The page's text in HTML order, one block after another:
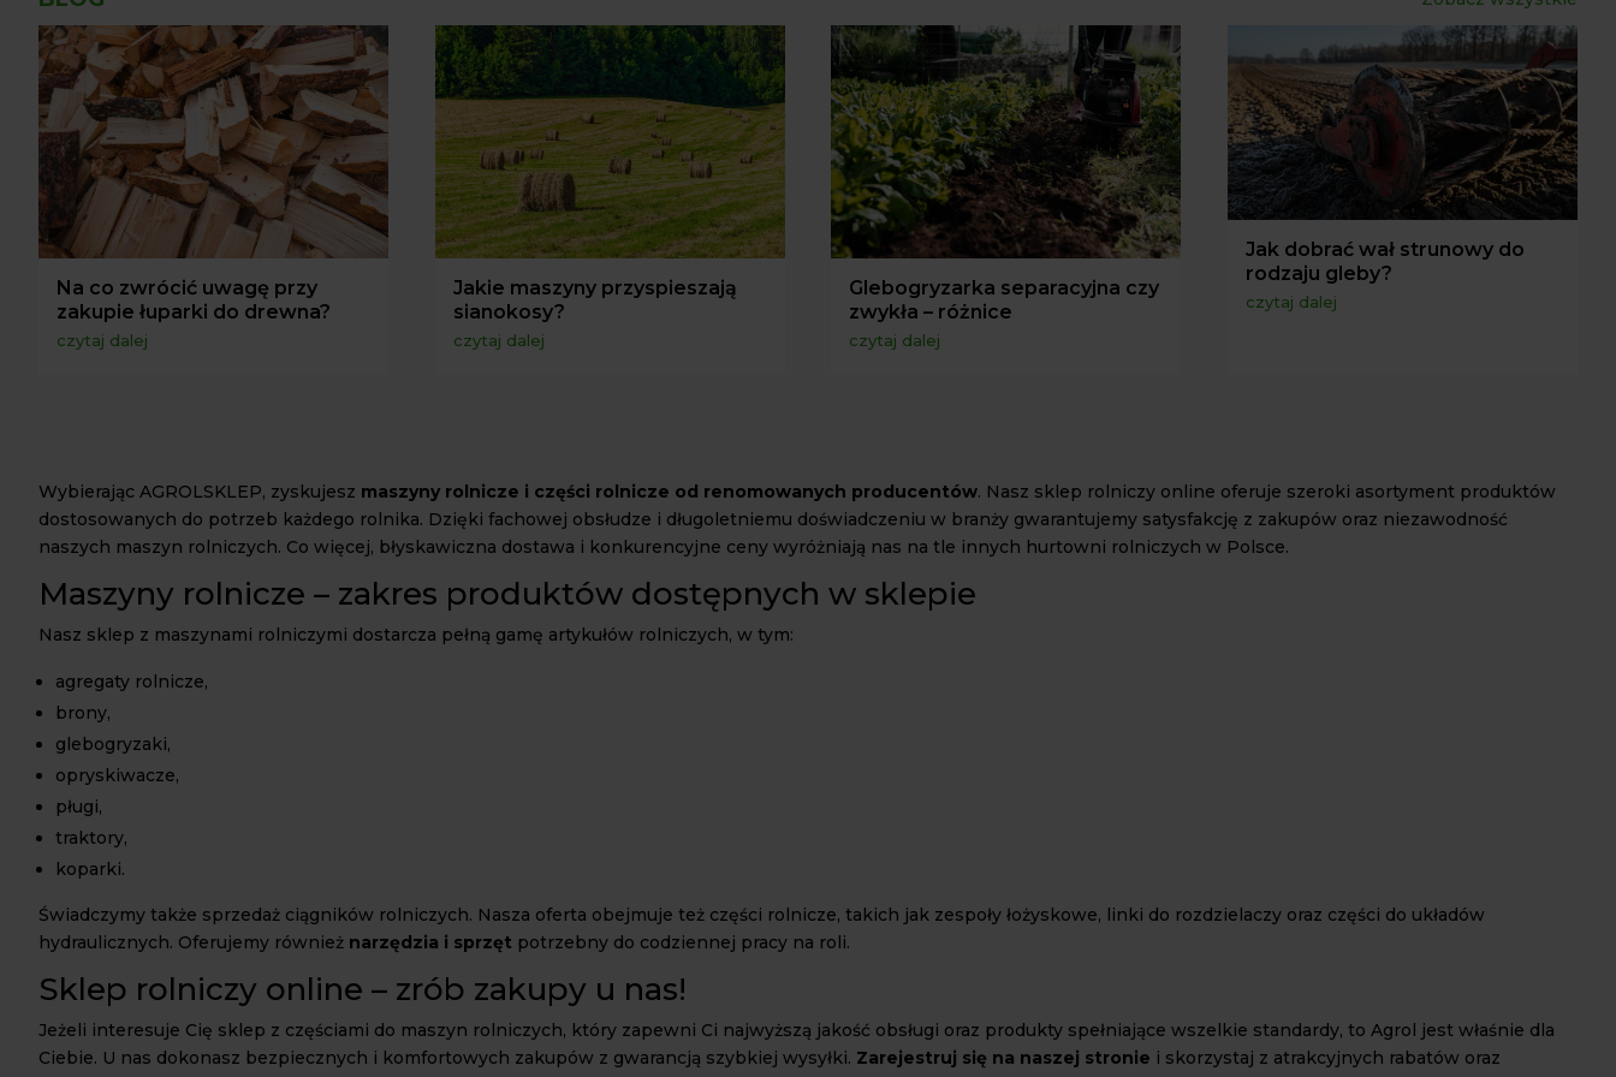
Na co zwrócić uwagę przy
zakupie łuparki do drewna?
czytaj dalej
Jakie maszyny przyspieszają
sianokosy?
czytaj dalej
Glebogryzarka separacyjna czy
zwykła – różnice
czytaj dalej
Jak dobrać wał strunowy do
rodzaju gleby?
czytaj dalej
Wybierając AGROLSKLEP, zyskujesz maszyny rolnicze i części rolnicze od renomowanych producentów. Nasz sklep rolniczy online oferuje szeroki asortyment produktów
dostosowanych do potrzeb każdego rolnika. Dzięki fachowej obsłudze i długoletniemu doświadczeniu w branży gwarantujemy satysfakcję z zakupów oraz niezawodność
naszych maszyn rolniczych. Co więcej, błyskawiczna dostawa i konkurencyjne ceny wyróżniają nas na tle innych hurtowni rolniczych w Polsce.
Maszyny rolnicze – zakres produktów dostępnych w sklepie
Nasz sklep z maszynami rolniczymi dostarcza pełną gamę artykułów rolniczych, w tym:
agregaty rolnicze,
brony,
glebogryzaki,
opryskiwacze,
pługi,
traktory,
koparki.
Świadczymy także sprzedaż ciągników rolniczych. Nasza oferta obejmuje też części rolnicze, takich jak zespoły łożyskowe, linki do rozdzielaczy oraz części do układów
hydraulicznych. Oferujemy również narzędzia i sprzęt potrzebny do codziennej pracy na roli.
Sklep rolniczy online – zrób zakupy u nas!
Jeżeli interesuje Cię sklep z częściami do maszyn rolniczych, który zapewni Ci najwyższą jakość obsługi oraz produkty spełniające wszelkie standardy, to Agrol jest właśnie dla
Ciebie. U nas dokonasz bezpiecznych i komfortowych zakupów z gwarancją szybkiej wysyłki. Zarejestruj się na naszej stronie i skorzystaj z atrakcyjnych rabatów oraz